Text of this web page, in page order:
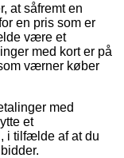
at såfremt en
en pris som er
være et
med kort er på
værner køber
med
et
i tilfælde af at du